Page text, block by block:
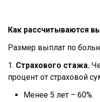
Как рассчитываются
Размер выплат по
1. Страхового стажа.
процент от страховой
Менее 5 лет – 60%.